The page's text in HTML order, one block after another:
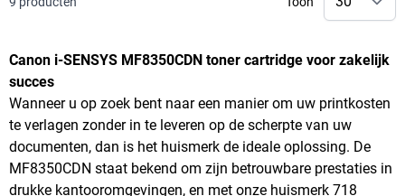
Canon i-SENSYS MF8350CDN toner cartridge voor zakelijk
succes
Wanneer u op zoek bent naar een manier om uw printkosten
te verlagen zonder in te leveren op de scherpte van uw
documenten, dan is het huismerk de ideale oplossing. De
MF8350CDN staat bekend om zijn betrouwbare prestaties in
drukke kantooromgevingen, en met onze huismerk 718